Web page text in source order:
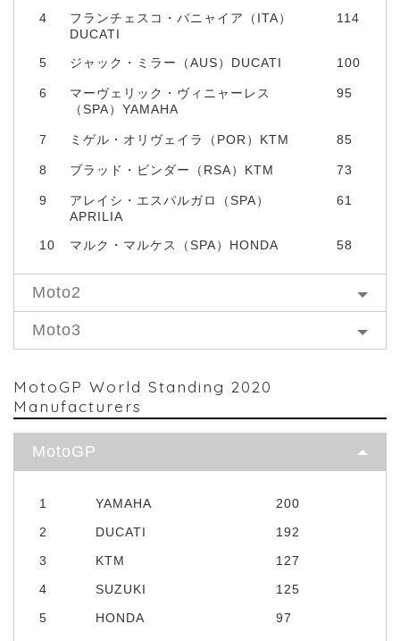
4
フランチェスコ・バニャイア（ITA）
DUCATI
114
5 ジャック・ミラー（AUS）DUCATI 100
6
マーヴェリック・ヴィニャーレス
（SPA）YAMAHA
95
7 ミゲル・オリヴェイラ（POR）KTM 85
8 ブラッド・ビンダー（RSA）KTM 73
9
アレイシ・エスパルガロ（SPA）
APRILIA
61
10 マルク・マルケス（SPA）HONDA 58
Moto2
Moto3
MotoGP World Standing 2020
Manufacturers
MotoGP
1 YAMAHA
200
2
DUCATI
192
3
KTM
127
4
SUZUKI
125
5
HONDA
97